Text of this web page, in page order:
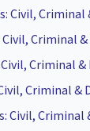
Civil, Criminal
Criminal &
Criminal &
Criminal &
Civil, Criminal